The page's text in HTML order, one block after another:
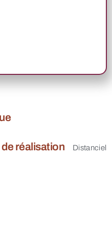
réalisation Distanciel